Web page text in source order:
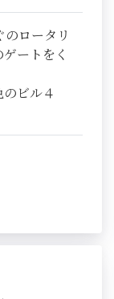
ロータリ
ートをく
ビル４